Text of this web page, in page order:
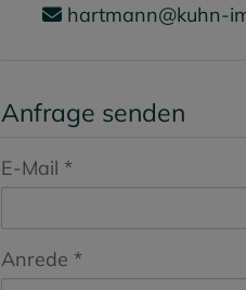
hartmann@kuhn-
Anfrage senden
E-Mail
Anrede